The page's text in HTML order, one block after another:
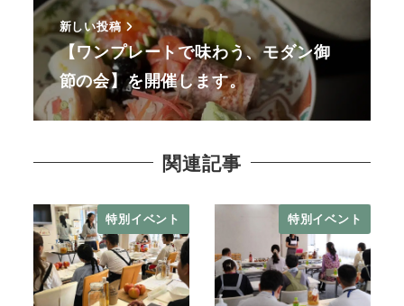
新しい投稿
【ワンプレートで味わう、モダン御
節の会】を開催します。
関連記事
特別イベント 特別イベント